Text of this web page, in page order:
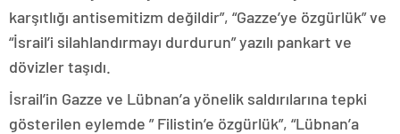
karşıtlığı antisemitizm değildir”, “Gazze’ye özgürlük” ve
“İsrail’i silahlandırmayı durdurun” yazılı pankart ve
dövizler taşıdı.
İsrail’in Gazze ve Lübnan’a yönelik saldırılarına tepki
gösterilen eylemde ” Filistin’e özgürlük”, “Lübnan’a